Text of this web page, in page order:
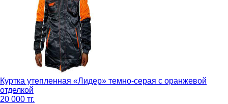
Куртка утепленная «Лидер» темно-серая с оранжевой
отделкой
20 000 тг.